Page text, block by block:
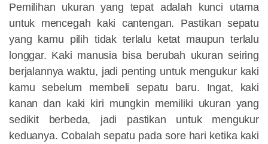
Pemilihan ukuran yang tepat adalah kunci utama
untuk mencegah kaki cantengan. Pastikan sepatu
yang kamu pilih tidak terlalu ketat maupun terlalu
longgar. Kaki manusia bisa berubah ukuran seiring
berjalannya waktu, jadi penting untuk mengukur kaki
kamu sebelum membeli sepatu baru. Ingat, kaki
kanan dan kaki kiri mungkin memiliki ukuran yang
sedikit berbeda, jadi pastikan untuk mengukur
keduanya. Cobalah sepatu pada sore hari ketika kaki